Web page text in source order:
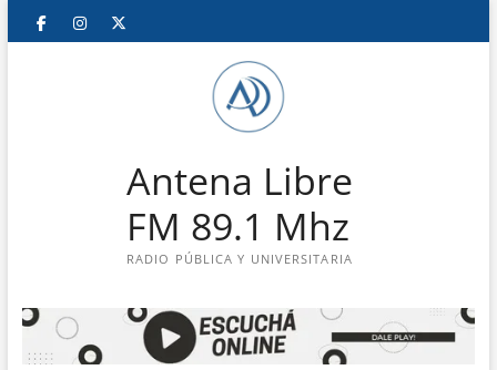
Saltar
FacebookInstagram
Antena Libre
FM 89.1 Mhz
RADIO PÚBLICA Y UNIVERSITARIA